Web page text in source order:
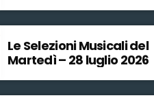
Le Selezioni Musicali del
Martedì – 28 luglio 2026